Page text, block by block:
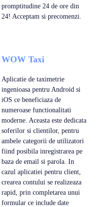
promptitudine 24 de ore din
24! Acceptam si precomenzi.
WOW Taxi
Aplicatie de taximetrie
ingenioasa pentru Android si
iOS ce beneficiaza de
numeroase functionalitati
moderne. Aceasta este dedicata
soferilor si clientilor, pentru
ambele categorii de utilizatori
fiind posibila inregistrarea pe
baza de email si parola. In
cazul aplicatiei pentru client,
crearea contului se realizeaza
rapid, prin completarea unui
formular ce include date